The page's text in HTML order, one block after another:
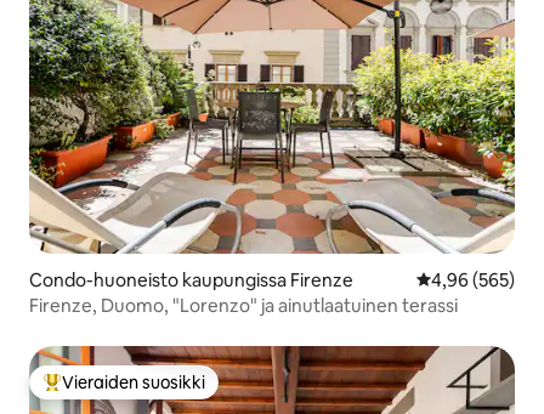
Condo-huoneisto kaupungissa Firenze
4,96 (565)
Firenze, Duomo, "Lorenzo" ja ainutlaatuinen terassi
Vieraiden suosikkien parhaimmistoa
Vieraiden suosikki